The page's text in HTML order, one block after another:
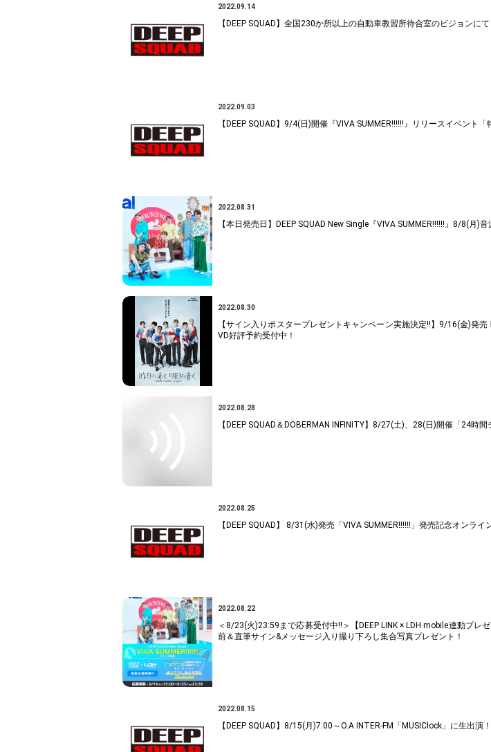
2022.09.14
【DEEP SQUAD】全国230か所以上の自動車教習所待合室のビジョンに
2022.09.03
【DEEP SQUAD】9/4(日)開催『VIVA SUMMER!!!!!!』リリースイベント
2022.08.31
【本日発売日】DEEP SQUAD New Single『VIVA SUMMER!!!!!!』8/8(月)
2022.08.30
【サイン入りポスタープレゼントキャンペーン実施決定!!】9/16(金)発
VD好評予約受付中！
2022.08.28
【DEEP SQUAD＆DOBERMAN INFINITY】8/27(土)、28(日)開催「24時
2022.08.25
【DEEP SQUAD】 8/31(水)発売「VIVA SUMMER!!!!!!」発売記念オンラ
2022.08.22
＜8/23(火)23:59まで応募受付中!!＞【DEEP LINK × LDH mobile連動プレ
前＆直筆サイン&メッセージ入り撮り下ろし集合写真プレゼント！
2022.08.15
【DEEP SQUAD】8/15(月)7:00～O.A INTER-FM「MUSIClock」に生出演！